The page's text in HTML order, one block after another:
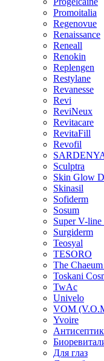
Promoitalia
Regenovue
Renaissance
Reneall
Renokin
Replengen
Restylane
Revanesse
Revi
ReviNeux
Revitacare
RevitaFill
Revofil
Sculptra
Skin Glow
Skinasil
Sofiderm
Sosum
Super V-line
Surgiderm
Teosyal
TESORO
The
Toskani
TwAc
Univelo
VOM
Yvoire
Для глаз